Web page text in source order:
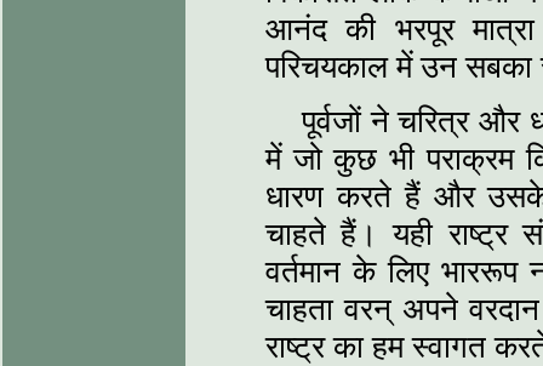
आनंद की भरपूर
परिचयकाल में उन
पूर्वजों ने चरित्र और
में जो कुछ भी पराक्रम
धारण करते हैं और उसके
चाहते हैं। यही राष्ट्र
वर्तमान के लिए
चाहता वरन् अपने
राष्ट्र का हम स्वागत